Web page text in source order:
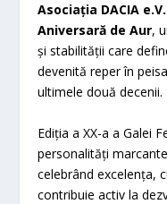
Asociația DACIA
Aniversară de Aur,
și stabilității care
devenită reper în
ultimele două decenii.
Ediția a XX-a a Galei
personalități
celebrând excelența,
contribuie activ la